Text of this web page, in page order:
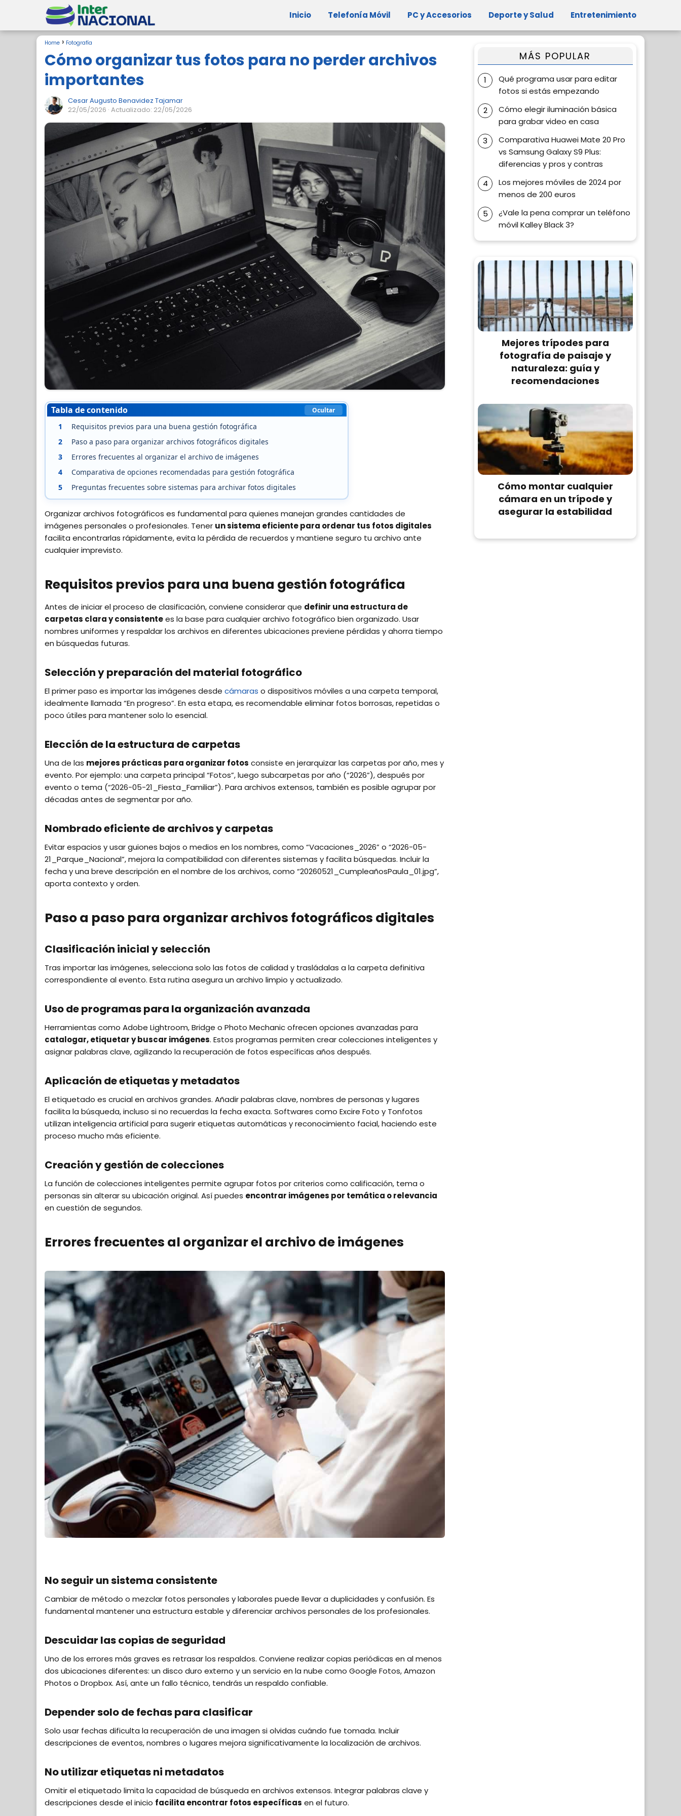
Inicio Telefonía Móvil PC y Accesorios Deporte y Salud Entretenimiento
Home Fotografía
Cómo organizar tus fotos para no perder archivos
importantes
Cesar Augusto Benavidez Tajamar
22/05/2026 · Actualizado: 22/05/2026
Tabla de contenido Ocultar
1
Requisitos previos para una buena gestión fotográfica
2
Paso a paso para organizar archivos fotográficos digitales
3
Errores frecuentes al organizar el archivo de imágenes
4
Comparativa de opciones recomendadas para gestión fotográfica
5
Preguntas frecuentes sobre sistemas para archivar fotos digitales
Organizar archivos fotográficos es fundamental para quienes manejan grandes cantidades de
imágenes personales o profesionales. Tener un sistema eficiente para ordenar tus fotos digitales
facilita encontrarlas rápidamente, evita la pérdida de recuerdos y mantiene seguro tu archivo ante
cualquier imprevisto.
Requisitos previos para una buena gestión fotográfica
Antes de iniciar el proceso de clasificación, conviene considerar que definir una estructura de
carpetas clara y consistentees la base para cualquier archivo fotográfico bien organizado. Usar
nombres uniformes y respaldar los archivos en diferentes ubicaciones previene pérdidas y ahorra tiempo
en búsquedas futuras.
Selección y preparación del material fotográfico
El primer paso es importar las imágenes desde cámaras o dispositivos móviles a una carpeta temporal,
idealmente llamada “En progreso”. En esta etapa, es recomendable eliminar fotos borrosas, repetidas o
poco útiles para mantener solo lo esencial.
Elección de la estructura de carpetas
Una de las mejores prácticas para organizar fotos consiste en jerarquizar las carpetas por año, mes y
evento. Por ejemplo: una carpeta principal “Fotos”, luego subcarpetas por año (“2026”), después por
evento o tema (“2026-05-21_Fiesta_Familiar”). Para archivos extensos, también es posible agrupar por
décadas antes de segmentar por año.
Nombrado eficiente de archivos y carpetas
Evitar espacios y usar guiones bajos o medios en los nombres, como “Vacaciones_2026” o “2026-05-
21_Parque_Nacional”, mejora la compatibilidad con diferentes sistemas y facilita búsquedas. Incluir la
fecha y una breve descripción en el nombre de los archivos, como “20260521_CumpleañosPaula_01.jpg”,
aporta contexto y orden.
Paso a paso para organizar archivos fotográficos digitales
Clasificación inicial y selección
Tras importar las imágenes, selecciona solo las fotos de calidad y trasládalas a la carpeta definitiva
correspondiente al evento. Esta rutina asegura un archivo limpio y actualizado.
Uso de programas para la organización avanzada
Herramientas como Adobe Lightroom, Bridge o Photo Mechanic ofrecen opciones avanzadas para
catalogar, etiquetar y buscar imágenes. Estos programas permiten crear colecciones inteligentes y
asignar palabras clave, agilizando la recuperación de fotos específicas años después.
Aplicación de etiquetas y metadatos
El etiquetado es crucial en archivos grandes. Añadir palabras clave, nombres de personas y lugares
facilita la búsqueda, incluso si no recuerdas la fecha exacta. Softwares como Excire Foto y Tonfotos
utilizan inteligencia artificial para sugerir etiquetas automáticas y reconocimiento facial, haciendo este
proceso mucho más eficiente.
Creación y gestión de colecciones
La función de colecciones inteligentes permite agrupar fotos por criterios como calificación, tema o
personas sin alterar su ubicación original. Así puedes encontrar imágenes por temática o relevancia
en cuestión de segundos.
Errores frecuentes al organizar el archivo de imágenes
No seguir un sistema consistente
Cambiar de método o mezclar fotos personales y laborales puede llevar a duplicidades y confusión. Es
fundamental mantener una estructura estable y diferenciar archivos personales de los profesionales.
Descuidar las copias de seguridad
Uno de los errores más graves es retrasar los respaldos. Conviene realizar copias periódicas en al menos
dos ubicaciones diferentes: un disco duro externo y un servicio en la nube como Google Fotos, Amazon
Photos o Dropbox. Así, ante un fallo técnico, tendrás un respaldo confiable.
Depender solo de fechas para clasificar
Solo usar fechas dificulta la recuperación de una imagen si olvidas cuándo fue tomada. Incluir
descripciones de eventos, nombres o lugares mejora significativamente la localización de archivos.
No utilizar etiquetas ni metadatos
Omitir el etiquetado limita la capacidad de búsqueda en archivos extensos. Integrar palabras clave y
descripciones desde el inicio facilita encontrar fotos específicas en el futuro.
MÁS POPULAR
Qué programa usar para editar
fotos si estás empezando
Cómo elegir iluminación básica
para grabar video en casa
Comparativa Huawei Mate 20 Pro
vs Samsung Galaxy S9 Plus:
diferencias y pros y contras
Los mejores móviles de 2024 por
menos de 200 euros
¿Vale la pena comprar un teléfono
móvil Kalley Black 3?
Mejores trípodes para
fotografía de paisaje y
naturaleza: guía y
recomendaciones
Cómo montar cualquier
cámara en un trípode y
asegurar la estabilidad